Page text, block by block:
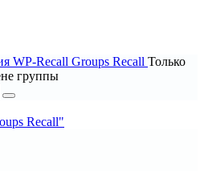
WP-Recall Groups Recall Только
группы
Recall"